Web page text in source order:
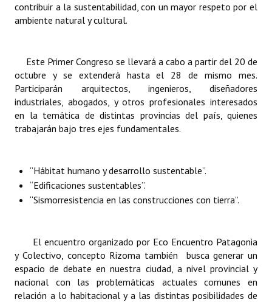
NORMATIVA
Declaraciones
Resoluciones
Resoluciones de Presidencia
Antiguos Pobladores
Noticias Destacadas
Datos Históricos
Premio al Mérito - Registro
Audiencias Públicas - Registro
contribuir a la sustentabilidad, con un mayor respeto por el
ambiente natural y cultural.
Este Primer Congreso se llevará a cabo a partir del 20 de
octubre y se extenderá hasta el 28 de mismo mes.
Participarán arquitectos, ingenieros, diseñadores
industriales, abogados, y otros profesionales interesados
en la temática de distintas provincias del país, quienes
trabajarán bajo tres ejes fundamentales.
“Hábitat humano y desarrollo sustentable”.
“Edificaciones sustentables”.
“Sismorresistencia en las construcciones con tierra”.
El encuentro organizado por Eco Encuentro Patagonia
y Colectivo, concepto Rizoma también busca generar un
espacio de debate en nuestra ciudad, a nivel provincial y
nacional con las problemáticas actuales comunes en
relación a lo habitacional y a las distintas posibilidades de